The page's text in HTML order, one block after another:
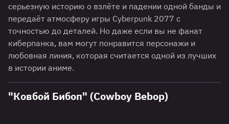
серьезную историю о взлёте и падении одной банды и
передаёт атмосферу игры Cyberpunk 2077 с
точностью до деталей. Но даже если вы не фанат
киберпанка, вам могут понравится персонажи и
любовная линия, которая считается одной из лучших
в истории аниме.
"Ковбой Бибоп" (Cowboy Bebop)